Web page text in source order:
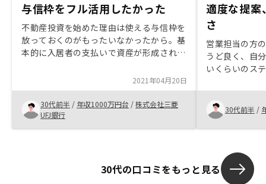
与信枠をフル活用したかった
不動産投資を始めた理由は使える与信枠を
放っておくのがもったいなかったから。基
本的に入居者の支払いで資産が形成されて
でリノシーにしたのは上場企業としての信
頼と、セールス担当（飯田氏）の人柄、隙
のないスキーム説明に惹かれたから。相場
観、他社比較があれば高い物件を掴まされ
てないと安心して買える。即ち同エリア、
う。なぜなら面談だけで数万のアマゾンギ
フトを出したり、タクシー代を出したり、
2021年04月20日
30代前半 / 年収1000万円台 /株式会社三菱
UFJ銀行
適度な提案
さ
営業担当の方
うど良く、自
いくらいのス
しかなかった
明で懸念点な
30代前半 /
30代の口コミをもっと見る